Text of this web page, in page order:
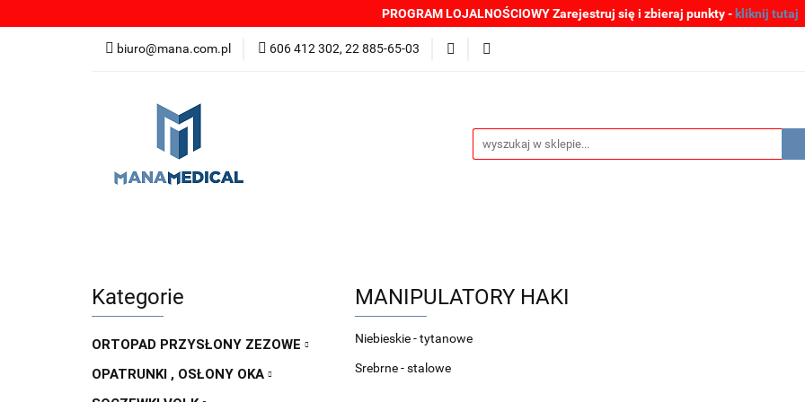
PROGRAM LOJALNOŚCIOWY Zarejestruj się i zbieraj punkty -kliknij tutaj
biuro@mana.com.pl 606 412 302, 22 885-65-03
NOWOŚCI PROMOCJE BESTSELLERY WYPRZEDAŻE PLIKI DO
Kategorie
ORTOPAD PRZYSŁONY ZEZOWE
OPATRUNKI , OSŁONY OKA
MANIPULATORY HAKI
Niebieskie - tytanowe
Srebrne - stalowe